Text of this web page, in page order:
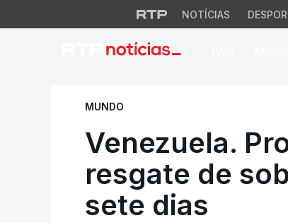
NOTÍCIAS
Venezuela.
MUNDO
Venezuela.
resgate de
sete dias